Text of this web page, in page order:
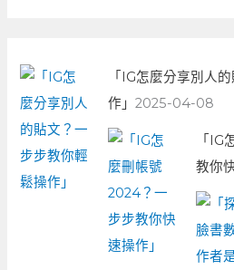
「IG怎麼分享別人
作」2025-04-08
「
教你